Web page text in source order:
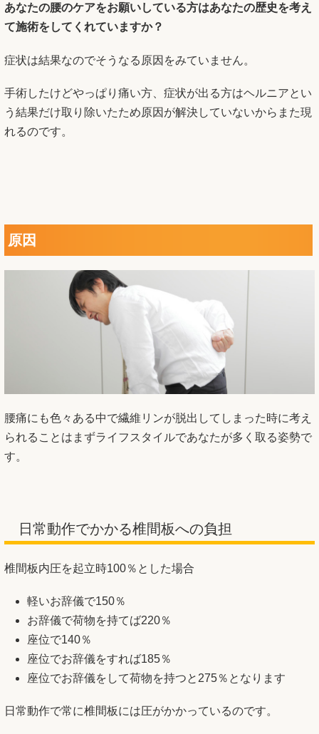
あなたの腰のケアをお願いしている方はあなたの歴史を考え
て施術をしてくれていますか？
症状は結果なのでそうなる原因をみていません。
手術したけどやっぱり痛い方、症状が出る方はヘルニアとい
う結果だけ取り除いたため原因が解決していないからまた現
れるのです。
原因
腰痛にも色々ある中で繊維リンが脱出してしまった時に考え
られることはまずライフスタイルであなたが多く取る姿勢で
す。
日常動作でかかる椎間板への負担
椎間板内圧を起立時100％とした場合
軽いお辞儀で150％
お辞儀で荷物を持てば220％
座位で140％
座位でお辞儀をすれば185％
座位でお辞儀をして荷物を持つと275％となります
日常動作で常に椎間板には圧がかかっているのです。